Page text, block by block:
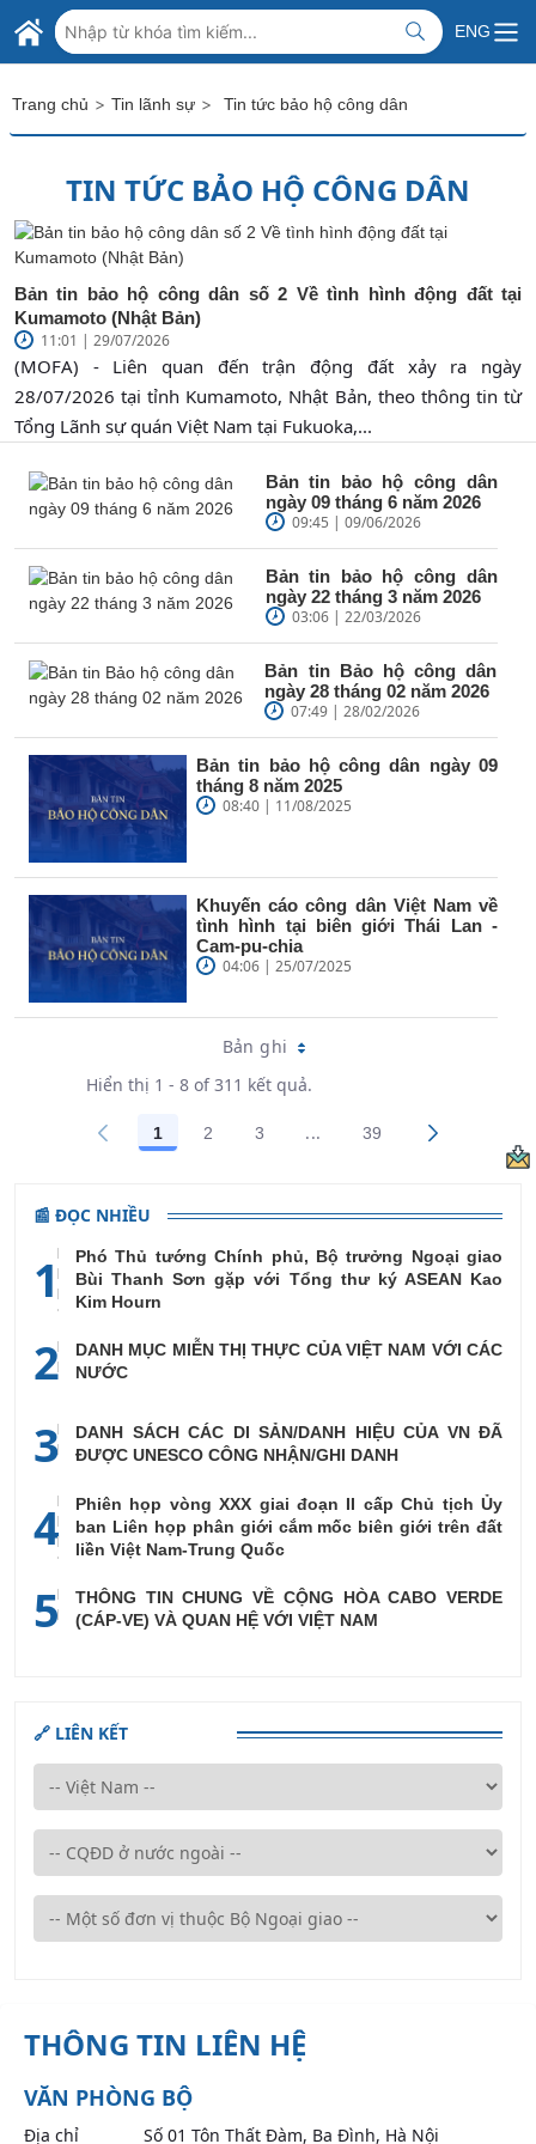
Skip to Main Content
BỘ NGOẠI GIAO VIỆT NAM
MINISTRY OF FOREIGN AFFAIRS
ENG
Trang chủ > Tin lãnh sự > Tin tức bảo hộ công dân
TIN TỨC BẢO HỘ CÔNG DÂN
Bản tin bảo hộ công dân số 2 Về tình hình động đất tại
Kumamoto (Nhật Bản)
11:01 | 29/07/2026
(MOFA) - Liên quan đến trận động đất xảy ra ngày
28/07/2026 tại tỉnh Kumamoto, Nhật Bản, theo thông tin từ
Tổng Lãnh sự quán Việt Nam tại Fukuoka,...
Bản tin bảo hộ công dân
ngày 09 tháng 6 năm 2026
09:45 | 09/06/2026
Bản tin bảo hộ công dân
ngày 22 tháng 3 năm 2026
03:06 | 22/03/2026
Bản tin Bảo hộ công dân
ngày 28 tháng 02 năm 2026
07:49 | 28/02/2026
Bản tin bảo hộ công dân ngày 09
tháng 8 năm 2025
08:40 | 11/08/2025
Khuyến cáo công dân Việt Nam về
tình hình tại biên giới Thái Lan -
Cam-pu-chia
04:06 | 25/07/2025
Bản ghi
Hiển thị 1 - 8 of 311 kết quả.
Các trang trên cổng
1 Các trang trên cổng
2 Các trang trên cổng
3 ...Trang trung gian Use
Các trang trên cổng
39
📰 ĐỌC NHIỀU
1
Phó Thủ tướng Chính phủ, Bộ trưởng Ngoại giao
Bùi Thanh Sơn gặp với Tổng thư ký ASEAN Kao
Kim Hourn
2
DANH MỤC MIỄN THỊ THỰC CỦA VIỆT NAM VỚI CÁC
NƯỚC
3
DANH SÁCH CÁC DI SẢN/DANH HIỆU CỦA VN ĐÃ
ĐƯỢC UNESCO CÔNG NHẬN/GHI DANH
4
Phiên họp vòng XXX giai đoạn II cấp Chủ tịch Ủy
ban Liên họp phân giới cắm mốc biên giới trên đất
liền Việt Nam-Trung Quốc
5
THÔNG TIN CHUNG VỀ CỘNG HÒA CABO VERDE
(CÁP-VE) VÀ QUAN HỆ VỚI VIỆT NAM
🔗 LIÊN KẾT
THÔNG TIN LIÊN HỆ
VĂN PHÒNG BỘ
Địa chỉ Số 01 Tôn Thất Đàm, Ba Đình, Hà Nội